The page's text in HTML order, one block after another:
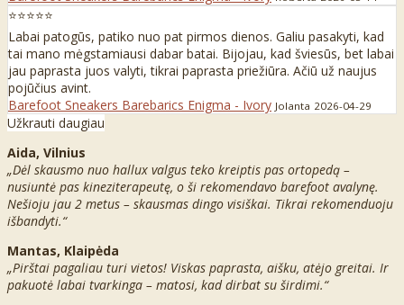
⭐⭐⭐⭐⭐
Labai patogūs, patiko nuo pat pirmos dienos. Galiu pasakyti, kad
tai mano mėgstamiausi dabar batai. Bijojau, kad šviesūs, bet labai
jau paprasta juos valyti, tikrai paprasta priežiūra. Ačiū už naujus
pojūčius avint.
Barefoot Sneakers Barebarics Enigma - Ivory Jolanta 2026-04-29
Užkrauti daugiau
Aida, Vilnius
„Dėl skausmo nuo hallux valgus teko kreiptis pas ortopedą –
nusiuntė pas kineziterapeutę, o ši rekomendavo barefoot avalynę.
Nešioju jau 2 metus – skausmas dingo visiškai. Tikrai rekomenduoju
išbandyti.“
Mantas, Klaipėda
„Pirštai pagaliau turi vietos! Viskas paprasta, aišku, atėjo greitai. Ir
pakuotė labai tvarkinga – matosi, kad dirbat su širdimi.“